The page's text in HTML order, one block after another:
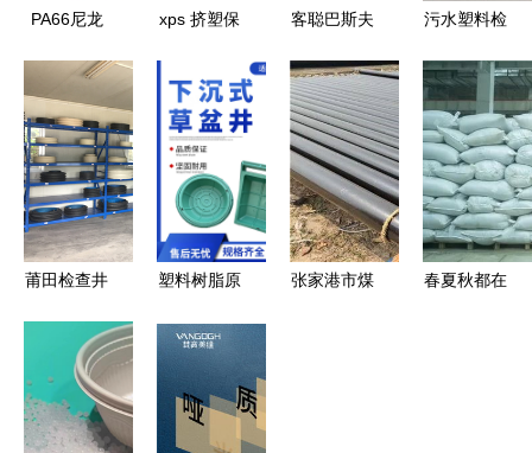
PA66尼龙
脱模级耐磨
性能与原料
检测全解析
xps 挤塑保
塑聚苯乙烯
保温管,是
以聚苯乙烯
树脂为主要
原料
客聪巴斯夫
面材料 塑
料树脂原料
检测的关键
要点
污水塑料检
场分析 价
格、厂家与
销售代理策
略
莆田检查井
查井的树脂
原料检测优
势与应用
塑料树脂原
障下沉式绿
化植草井品
质的关键
张家港市煤
春夏秋都在